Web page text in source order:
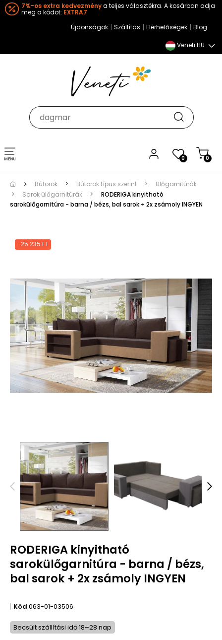
7%-os extra kedvezménya teljes választékra. A kosárban adja
meg a kódot: EXTRA7
Újdonságok | Szállítás | Elérhetőségek | Blog
Veneti HU
0 0
Toggle
navigation
Bútorok Bútorok típus szerint
Ülőgarnitúrák
Sarok ülőgarnitúrák
RODERIGA kinyitható
sarokülőgarnitúra - barna / bézs, bal sarok + 2x zsámoly INGYEN
-25 235 FT
RODERIGA kinyitható
sarokülőgarnitúra - barna / bézs,
bal sarok + 2x zsámoly INGYEN
Kód 063-01-03506
Becsült szállítási idő 18–28 nap